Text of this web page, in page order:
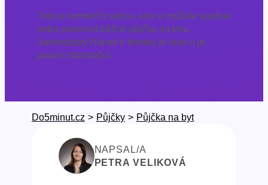
Toto je komerční sekce, kde si můžete sjednat
nebo porovnat běžné půjčky na trhu.
Samostatný článek k tématu je dole a je
pouze informační.
Do5minut.cz > Půjčky > Půjčka na byt
NAPSAL/A
PETRA VELIKOVÁ